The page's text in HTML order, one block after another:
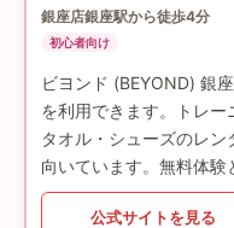
銀座店銀座駅から徒歩4分
初心者向け
ビヨンド (BEYOND) 銀
を利用できます。トレー
タオル・シューズのレ
向いています。無料体験
公式サイトを見る